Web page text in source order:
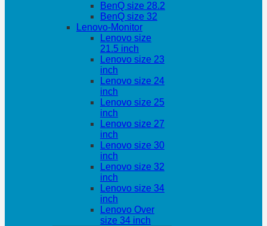
BenQ size 28.2
BenQ size 32
Lenovo-Monitor
Lenovo size
21.5 inch
Lenovo size 23
inch
Lenovo size 24
inch
Lenovo size 25
inch
Lenovo size 27
inch
Lenovo size 30
inch
Lenovo size 32
inch
Lenovo size 34
inch
Lenovo Over
size 34 inch